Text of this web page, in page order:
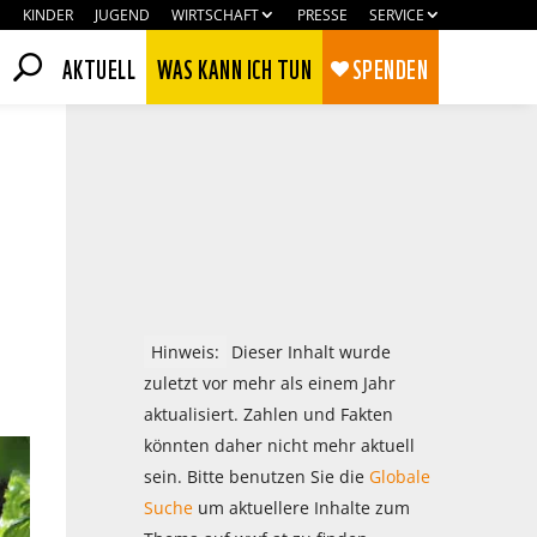
KINDER JUGEND WIRTSCHAFT PRESSE SERVICE
AKTUELL WAS KANN ICH TUN SPENDEN
Hinweis:
Dieser Inhalt wurde
zuletzt vor mehr als einem Jahr
aktualisiert. Zahlen und Fakten
könnten daher nicht mehr aktuell
sein. Bitte benutzen Sie die Globale
Sucheum aktuellere Inhalte zum
Ablehnen